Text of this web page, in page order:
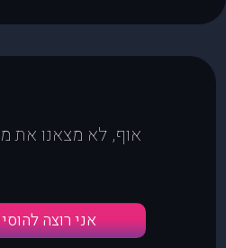
אוף, לא מצאנו את
אני רוצה